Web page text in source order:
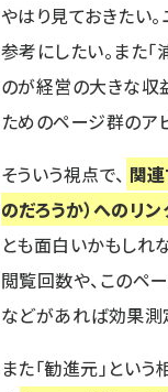
やはり見ておきたい
参考にしたい。また「
のが経営の大きな収
ためのページ群のア
そういう視点で、 関
のだろうか）へのリ
とも面白いかもしれ
閲覧回数や、このペ
などがあれば効果測
また「勧進元」とい